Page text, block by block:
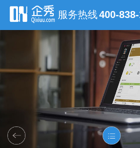
服务热线400-